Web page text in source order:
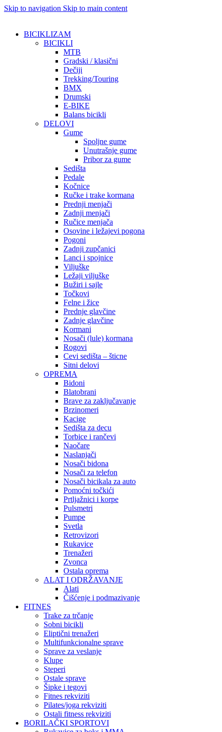
Skip to navigation Skip to main content
BICIKLIZAM
BICIKLI
MTB
Gradski / klasični
Dečiji
Trekking/Touring
BMX
Drumski
E-BIKE
Balans bicikli
DELOVI
Gume
Spoljne gume
Unutrašnje gume
Pribor za gume
Sedišta
Pedale
Kočnice
Ručke i trake kormana
Prednji menjači
Zadnji menjači
Ručice menjača
Osovine i ležajevi pogona
Pogoni
Zadnji zupčanici
Lanci i spojnice
Viljuške
Ležaji viljuške
Bužiri i sajle
Točkovi
Felne i žice
Prednje glavčine
Zadnje glavčine
Kormani
Nosači (lule) kormana
Rogovi
Cevi sedišta – šticne
Sitni delovi
OPREMA
Bidoni
Blatobrani
Brave za zaključavanje
Brzinomeri
Kacige
Sedišta za decu
Torbice i rančevi
Naočare
Naslanjači
Nosači bidona
Nosači za telefon
Nosači bicikala za auto
Pomoćni točkići
Prtljažnici i korpe
Pulsmetri
Pumpe
Svetla
Retrovizori
Rukavice
Trenažeri
Zvonca
Ostala oprema
ALAT I ODRŽAVANJE
Alati
Čišćenje i podmazivanje
FITNES
Trake za trčanje
Sobni bicikli
Eliptični trenažeri
Multifunkcionalne sprave
Sprave za veslanje
Klupe
Steperi
Ostale sprave
Šipke i tegovi
Fitnes rekviziti
Pilates/joga rekviziti
Ostali fitness rekviziti
BORILAČKI SPORTOVI